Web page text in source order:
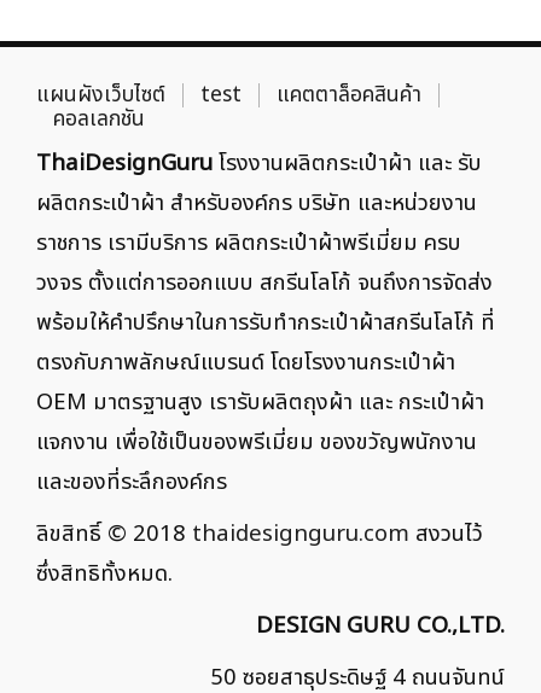
แผนผังเว็บไซต์ test แคตตาล็อคสินค้า
คอลเลกชัน
ThaiDesignGuruโรงงานผลิตกระเป๋าผ้า และ รับ
ผลิตกระเป๋าผ้า สำหรับองค์กร บริษัท และหน่วยงาน
ราชการ เรามีบริการ ผลิตกระเป๋าผ้าพรีเมี่ยม ครบ
วงจร ตั้งแต่การออกแบบ สกรีนโลโก้ จนถึงการจัดส่ง
พร้อมให้คำปรึกษาในการรับทำกระเป๋าผ้าสกรีนโลโก้ ที่
ตรงกับภาพลักษณ์แบรนด์ โดยโรงงานกระเป๋าผ้า
OEM มาตรฐานสูง เรารับผลิตถุงผ้า และ กระเป๋าผ้า
แจกงาน เพื่อใช้เป็นของพรีเมี่ยม ของขวัญพนักงาน
และของที่ระลึกองค์กร
ลิขสิทธิ์ © 2018 thaidesignguru.com สงวนไว้
ซึ่งสิทธิทั้งหมด.
DESIGN GURU CO.,LTD.
50 ซอยสาธุประดิษฐ์ 4 ถนนจันทน์